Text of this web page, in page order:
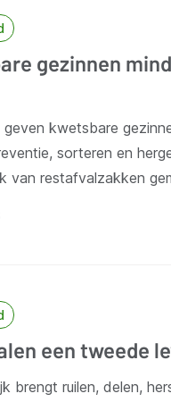
gezinnen
geven kwetsbare
sorteren en
van restafvalzakken
een tweede
brengt ruilen, delen,